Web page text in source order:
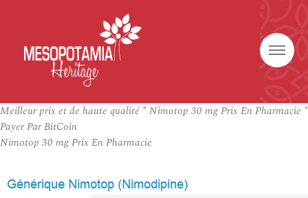
Meilleur prix et de haute qualité * Nimotop 30 mg Prix En Pharmacie *
Payer Par BitCoin
Nimotop 30 mg Prix En Pharmacie